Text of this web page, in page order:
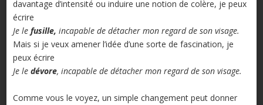
davantage d’intensité ou induire une notion de colère, je peux
écrire
Je le fusille, incapable de détacher mon regard de son visage.
Mais si je veux amener l’idée d’une sorte de fascination, je
peux écrire
Je ledévore, incapable de détacher mon regard de son visage.
Comme vous le voyez, un simple changement peut donner